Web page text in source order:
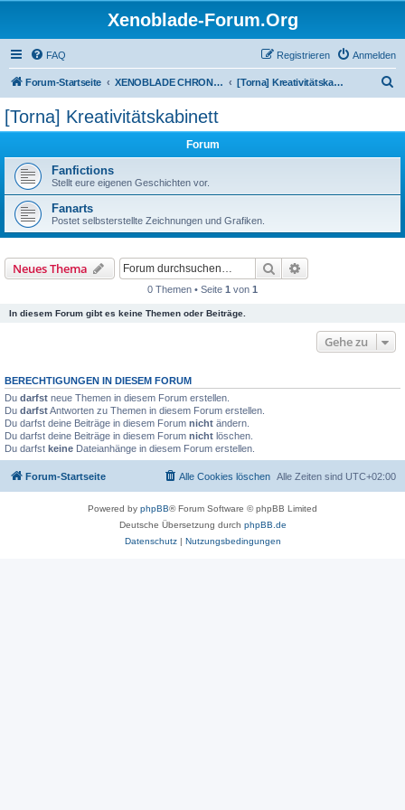
Xenoblade-Forum.Org
FAQ Anmelden
Registrieren
Forum-Startseite XENOBLADE CHRONICLES 2: TORNA - THE GOLDEN COUNTRY [Torna] Kreativitätskabinett
[Torna] Kreativitätskabinett
Forum
Fanfictions
Stellt eure eigenen Geschichten vor.
Fanarts
Postet selbsterstellte Zeichnungen und Grafiken.
Neues Thema Suche
0 Themen • Seite 1 von 1
In diesem Forum gibt es keine Themen oder Beiträge.
Gehe zu
BERECHTIGUNGEN IN DIESEM FORUM
Du darfst neue Themen in diesem Forum erstellen.
Du darfstAntworten zu Themen in diesem Forum erstellen.
Du darfst deine Beiträge in diesem Forum nicht ändern.
Du darfst deine Beiträge in diesem Forum nicht löschen.
Du darfst keine Dateianhänge in diesem Forum erstellen.
Forum-Startseite Alle Zeiten sind UTC+02:00
Alle Cookies löschen
Powered by phpBB® Forum Software © phpBB Limited
Deutsche Übersetzung durch phpBB.de
Datenschutz| Nutzungsbedingungen